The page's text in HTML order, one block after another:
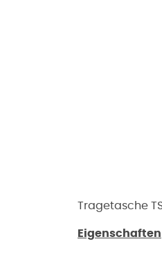
Tragetasche
Eigenschaften